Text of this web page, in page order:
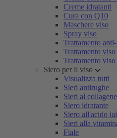
Creme idratanti
Cura con Q10
Maschere viso
Spray viso
Trattamento
Trattamento
Trattamento viso
Siero per il viso
Visualizza tutti
Sieri antirughe
Sieri al collagene
Siero idratante
Siero all'acido
Sieri alla
Fiale